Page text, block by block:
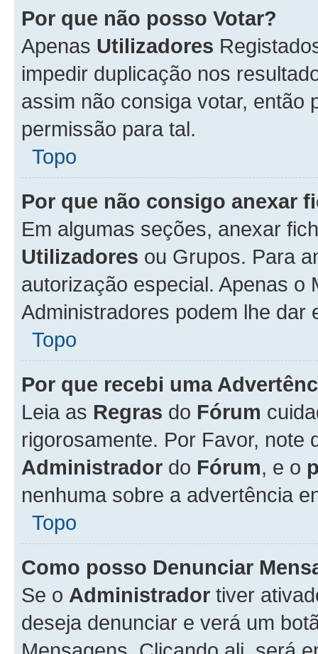
Por que não posso Votar?
Apenas Utilizadores
impedir duplicação nos
assim não consiga votar, então
permissão para tal.
Topo
Por que não consigo anexar
Em algumas seções, anexar
Utilizadores ou Grupos. Para
autorização especial. Apenas o
Administradores podem lhe
Topo
Por que recebi uma
Leia as Regras do Fórum
rigorosamente. Por Favor, note
Administrador do Fórum, e o
nenhuma sobre a advertência
Topo
Como posso Denunciar
Se o Administrador tiver
deseja denunciar e verá um